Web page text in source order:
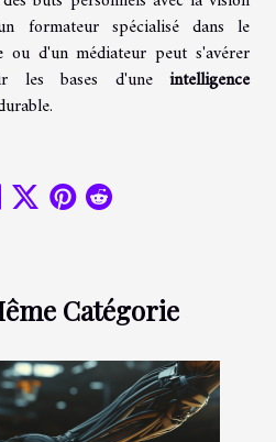
Catégorie
formateur spécialisé dans le
ou d'un médiateur peut s'avérer
les bases d'une intelligence